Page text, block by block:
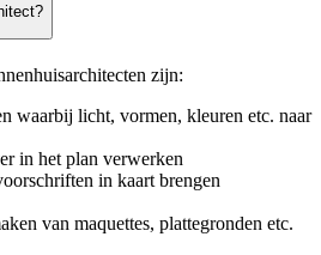
zijn:
waarbij licht, vormen, kleuren etc. naar
in het plan verwerken
in kaart brengen
van maquettes, plattegronden etc.